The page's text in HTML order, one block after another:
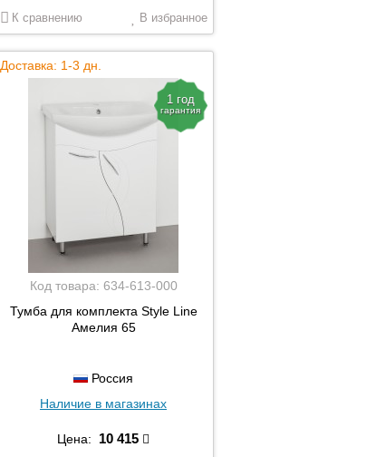
К сравнению В избранное
Доставка: 1-3 дн.
1 год
гарантия
Код товара: 634-613-000
Тумба для комплекта Style Line
Амелия 65
Россия
Наличие в магазинах
Цена: 10 415